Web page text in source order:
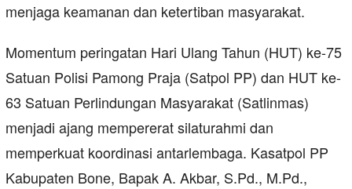
menjaga keamanan dan ketertiban masyarakat.
Momentum peringatan Hari Ulang Tahun (HUT) ke-75
Satuan Polisi Pamong Praja (Satpol PP) dan HUT ke-
63 Satuan Perlindungan Masyarakat (Satlinmas)
menjadi ajang mempererat silaturahmi dan
memperkuat koordinasi antarlembaga. Kasatpol PP
Kabupaten Bone, Bapak A. Akbar, S.Pd., M.Pd.,